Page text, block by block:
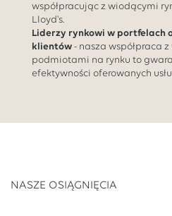
współpracując z wiodącymi
Lloyd's.
Liderzy rynkowi w portfelach
klientów - nasza współpraca
podmiotami na rynku to
efektywności oferowanych
NASZE OSIĄGNIĘCIA